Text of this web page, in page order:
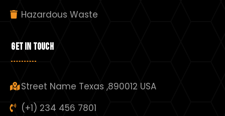
Hazardous Waste
GET IN TOUCH
Street Name Texas ,890012 USA
(+1) 234 456 7801